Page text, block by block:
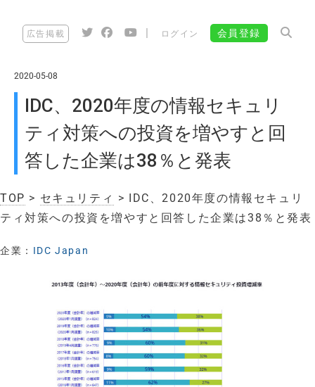
広告掲載 ログイン 会員登録
2020-05-08
IDC、2020年度の情報セキュリ
ティ対策への投資を増やすと回
答した企業は38％と発表
TOP > セキュリティ > IDC、2020年度の情報セキュリ
ティ対策への投資を増やすと回答した企業は38％と発表
企業： IDC Japan